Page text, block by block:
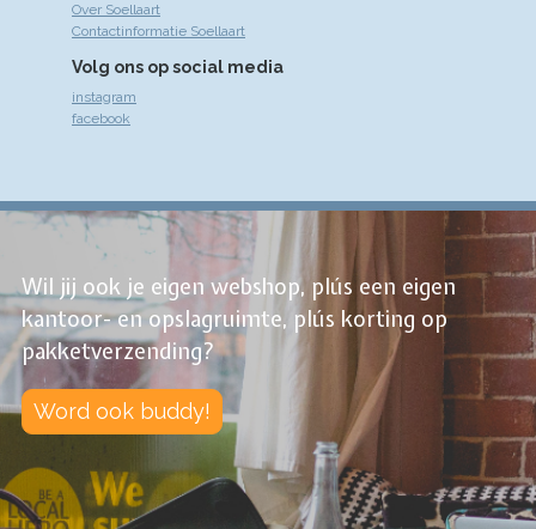
Over Soellaart
Contactinformatie Soellaart
Volg ons op social media
instagram
facebook
Wil jij ook je eigen webshop, plús een eigen
kantoor- en opslagruimte, plús korting op
pakketverzending?
Word ook buddy!